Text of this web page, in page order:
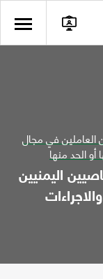
العاملين في مجال
الحد منها
اليمنيين